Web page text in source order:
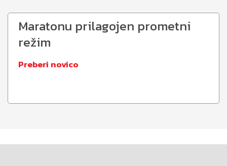
Maratonu prilagojen prometni
režim
Preberi novico